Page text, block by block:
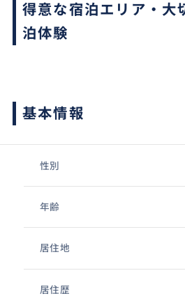
得意な宿泊エリア・大
泊体験
基本情報
性別
年齢
居住地
居住歴